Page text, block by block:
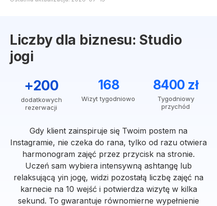
Liczby dla biznesu: Studio
jogi
+200
dodatkowych
rezerwacji
168
Wizyt tygodniowo
8400 zł
Tygodniowy
przychód
Gdy klient zainspiruje się Twoim postem na
Instagramie, nie czeka do rana, tylko od razu otwiera
harmonogram zajęć przez przycisk na stronie.
Uczeń sam wybiera intensywną ashtangę lub
relaksującą yin jogę, widzi pozostałą liczbę zajęć na
karnecie na 10 wejść i potwierdza wizytę w kilka
sekund. To gwarantuje równomierne wypełnienie